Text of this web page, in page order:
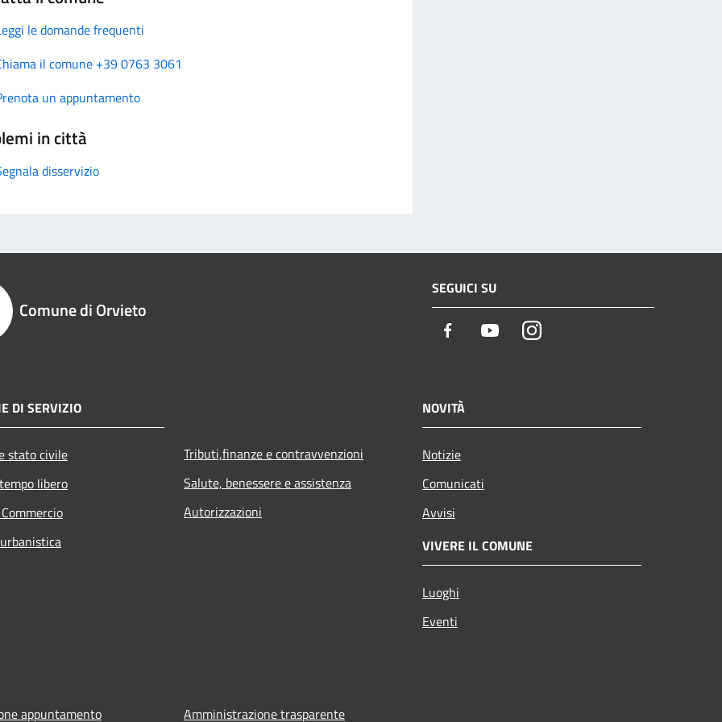
le domande frequenti
il comune +39 0763 3061
un appuntamento
in città
disservizio
Comune di Orvieto
SEGUICI SU
Facebook YoutubeInstagram
DI SERVIZIO
stato civile
libero
Tributi,finanze e contravvenzioni
Salute, benessere e assistenza
Autorizzazioni
NOVITÀ
Notizie
Comunicati
Avvisi
VIVERE IL COMUNE
Luoghi
Eventi
appuntamento Amministrazione trasparente